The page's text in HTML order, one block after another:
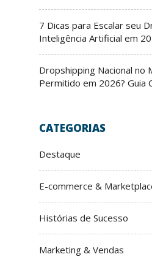
7 Dicas para Escalar seu
Inteligência Artificial em
Dropshipping Nacional no
Permitido em 2026? Guia
CATEGORIAS
Destaque
E-commerce &
Histórias de Sucesso
Marketing & Vendas